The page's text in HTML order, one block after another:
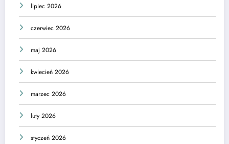
lipiec 2026
czerwiec 2026
maj 2026
kwiecień 2026
marzec 2026
luty 2026
styczeń 2026